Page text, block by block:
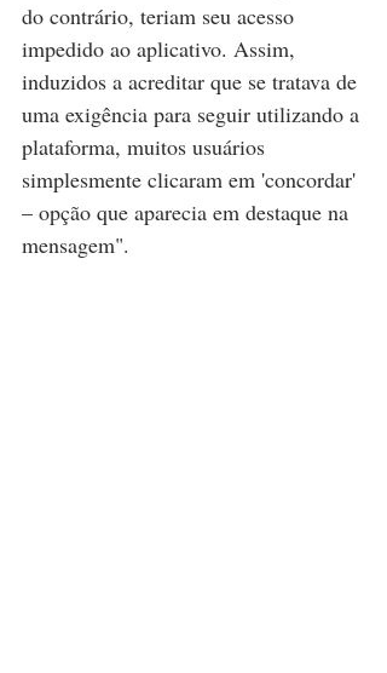
do contrário, teriam seu acesso
impedido ao aplicativo. Assim,
induzidos a acreditar que se tratava de
uma exigência para seguir utilizando a
plataforma, muitos usuários
simplesmente clicaram em 'concordar'
– opção que aparecia em destaque na
mensagem".